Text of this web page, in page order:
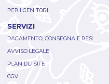
PER I GENITORI
SERVIZI
PAGAMENTO, CONSEGNA E RESI
AVVISO LEGALE
PLAN DU SITE
CGV